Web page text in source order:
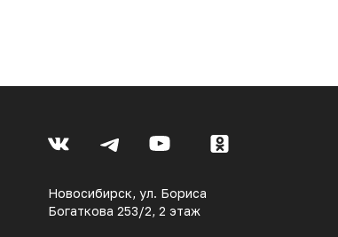
Новосибирск, ул. Бориса
Богаткова 253/2, 2 этаж